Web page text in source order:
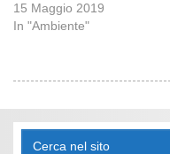
15 Maggio 2019
In "Ambiente"
Cerca nel sito